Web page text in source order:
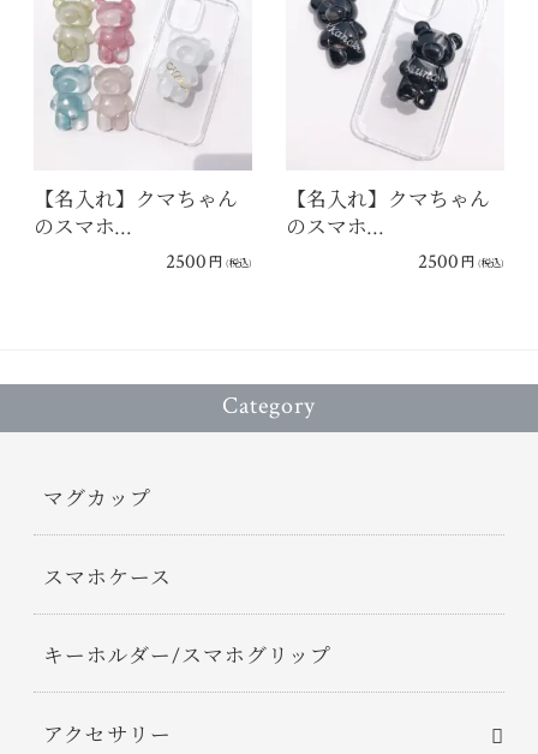
【名入れ】クマちゃん
のスマホ…
2500 円 (税込)
【名入れ】クマちゃん
のスマホ…
2500 円 (税込)
Category
マグカップ
スマホケース
キーホルダー/スマホグリップ
アクセサリー